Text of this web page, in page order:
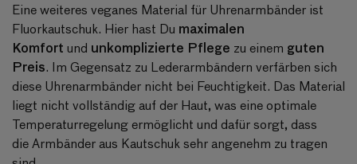
Eine weiteres veganes Material für Uhrenarmbänder ist
Fluorkautschuk. Hier hast Du maximalen
Komfort und unkomplizierte Pflege zu einem guten
Preis. Im Gegensatz zu Lederarmbändern verfärben sich
diese Uhrenarmbänder nicht bei Feuchtigkeit. Das Material
liegt nicht vollständig auf der Haut, was eine optimale
Temperaturregelung ermöglicht und dafür sorgt, dass
dieArmbänder aus Kautschuk sehr angenehm zu tragen